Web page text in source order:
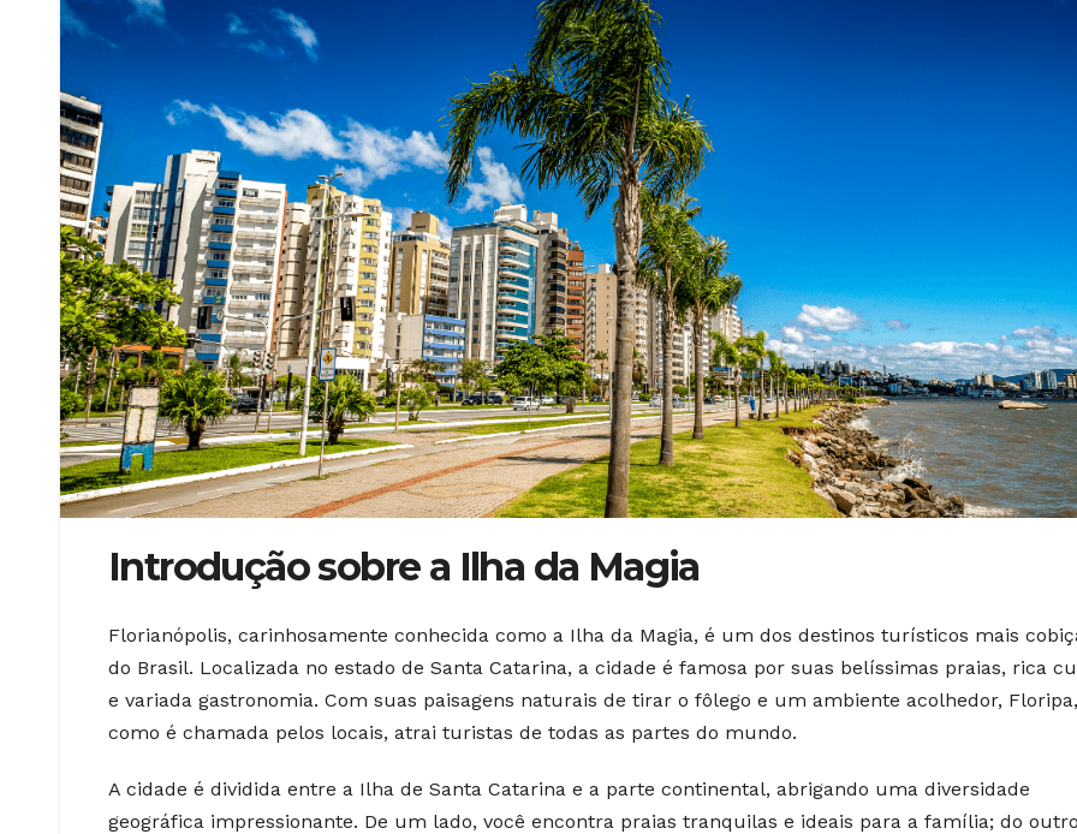
Introdução sobre a Ilha da Magia
Florianópolis, carinhosamente conhecida como a Ilha da Magia, é um dos destinos turísticos mais
do Brasil. Localizada no estado de Santa Catarina, a cidade é famosa por suas belíssimas praias, rica
e variada gastronomia. Com suas paisagens naturais de tirar o fôlego e um ambiente acolhedor, Floripa,
como é chamada pelos locais, atrai turistas de todas as partes do mundo.
A cidade é dividida entre a Ilha de Santa Catarina e a parte continental, abrigando uma diversidade
geográfica impressionante. De um lado, você encontra praias tranquilas e ideais para a família; do